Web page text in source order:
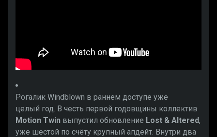
Рогалик Windblown в раннем доступе уже
целый год. В честь первой годовщины коллектив
Motion Twin выпустил обновление Lost & Altered,
уже шестой по счёту крупный апдейт. Внутри два